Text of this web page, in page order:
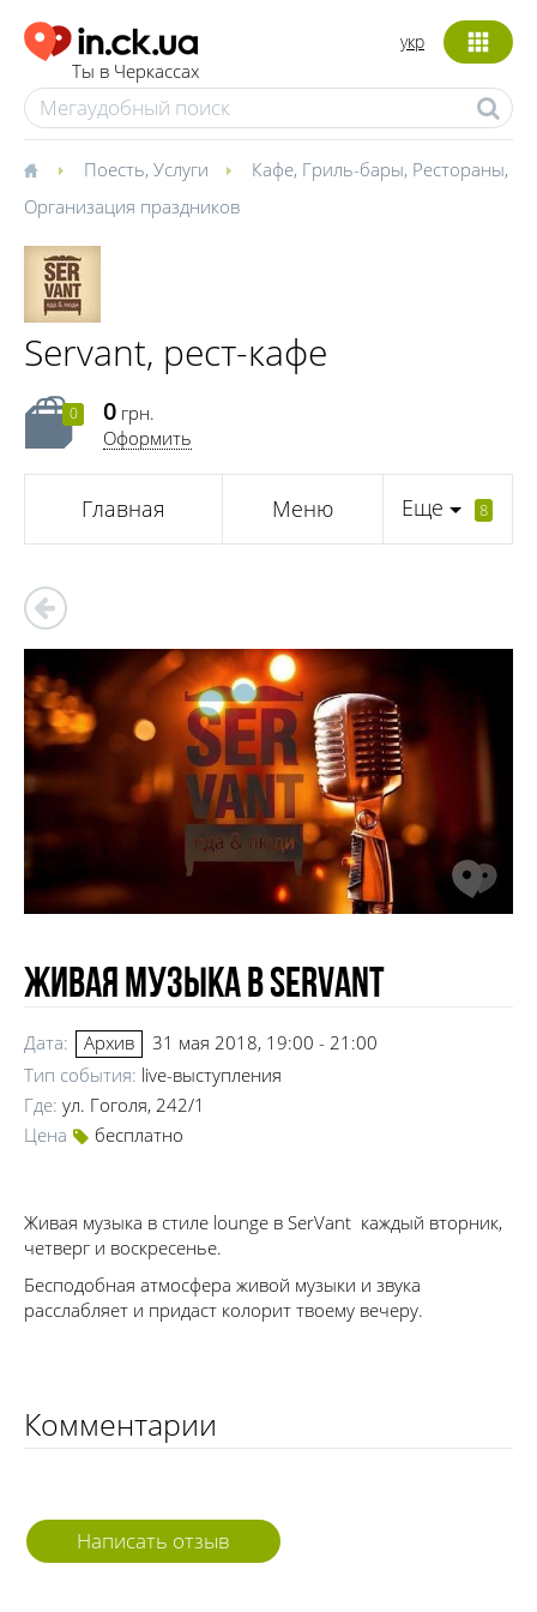
Ты в Черкассах
укр
Поесть, Услуги Кафе, Гриль-бары, Рестораны,
Организация праздников
Servant, рест-кафе
0 0 грн.
Оформить
Главная Меню Еще 8
Живая музыка в SerVant
Дата: Архив
31 мая 2018, 19:00 - 21:00
Тип события: live-выступления
Где: ул. Гоголя, 242/1
Цена
бесплатно
Живая музыка в стиле lounge в SerVant каждый вторник,
четверг и воскресенье.
Бесподобная атмосфера живой музыки и звука
расслабляет и придаст колорит твоему вечеру.
Комментарии
Написать отзыв